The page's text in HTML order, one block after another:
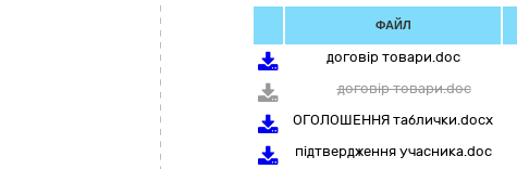
ФАЙЛ
договір товари.doc
договір товари.doc
ОГОЛОШЕННЯ таблички.docx
підтвердження учасника.doc